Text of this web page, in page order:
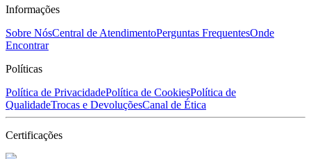
Informações
Sobre NósCentral de AtendimentoPerguntas FrequentesOnde
Encontrar
Políticas
Política de PrivacidadePolítica de CookiesPolítica de
QualidadeTrocas e DevoluçõesCanal de Ética
Certificações